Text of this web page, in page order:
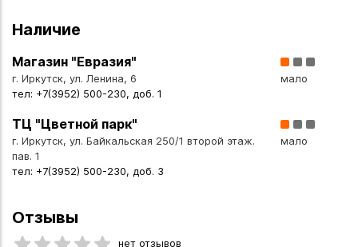
- любителям художественной посуды и уникальных
- коллекционерам дизайнерской кухонной утвари;
- тем, кто ищет оригинальный и значимый подарок;
профессиональный праздник (дизайнеру, художнику,
искусствоведу); новоселье; 8 Марта.
водой с мягким моющим средством.
- Для мытья можно использовать посудомоечную машину
Наличие
Магазин "Евразия"
г. Иркутск, ул. Ленина, 6
тел: +7(3952) 500-230, доб. 1
мало
ТЦ "Цветной парк"
г. Иркутск, ул. Байкальская 250/1 второй этаж.
пав. 1
тел: +7(3952) 500-230, доб. 3
мало
Отзывы
нет отзывов